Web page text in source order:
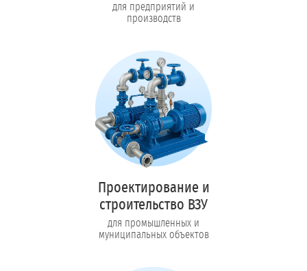
для предприятий и
производств
Проектирование и
строительство ВЗУ
для промышленных и
муниципальных объектов